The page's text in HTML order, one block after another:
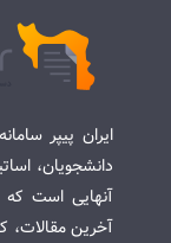
ایران پیپر
دانشجویان،
آنهایی است
آخرین مقالات،